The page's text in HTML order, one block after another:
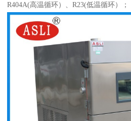
R404A(高温循环）、R23(低温循环）；